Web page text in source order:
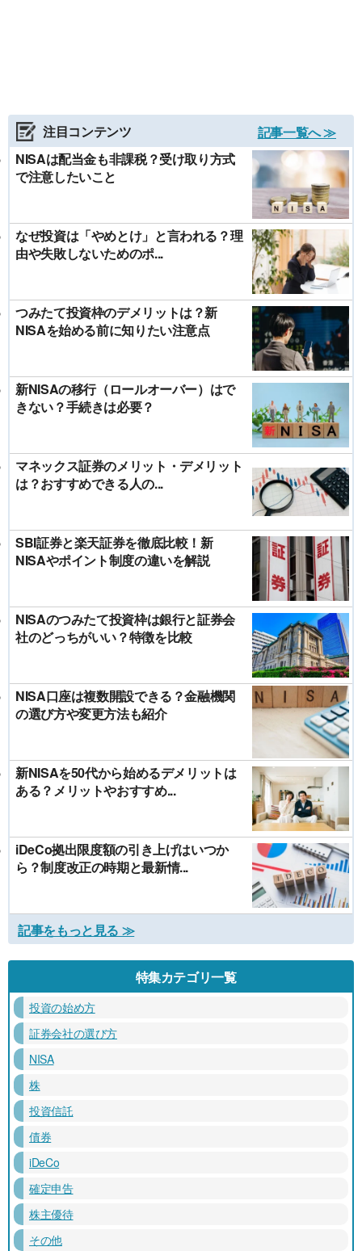
注目コンテンツ
記事一覧へ ≫
NISAは配当金も非課税？受け取り方式
で注意したいこと
なぜ投資は「やめとけ」と言われる？理
由や失敗しないためのポ...
つみたて投資枠のデメリットは？新
NISAを始める前に知りたい注意点
新NISAの移行（ロールオーバー）はで
きない？手続きは必要？
マネックス証券のメリット・デメリット
は？おすすめできる人の...
SBI証券と楽天証券を徹底比較！新
NISAやポイント制度の違いを解説
NISAのつみたて投資枠は銀行と証券会
社のどっちがいい？特徴を比較
NISA口座は複数開設できる？金融機関
の選び方や変更方法も紹介
新NISAを50代から始めるデメリットは
ある？メリットやおすすめ...
iDeCo拠出限度額の引き上げはいつか
ら？制度改正の時期と最新情...
記事をもっと見る ≫
特集カテゴリ一覧
投資の始め方
証券会社の選び方
NISA
株
投資信託
債券
iDeCo
確定申告
株主優待
その他